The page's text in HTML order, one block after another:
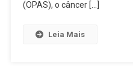
(OPAS), o câncer […]
Leia Mais